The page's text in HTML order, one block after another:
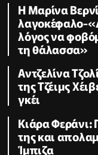
Η Μαρίνα
λαγοκέφαλο-
λόγος να
τη θάλασσα»
Αντζελίνα
της Τζέιμς
γκέι
Κιάρα Φεράνι:
της και
Ίμπιζα